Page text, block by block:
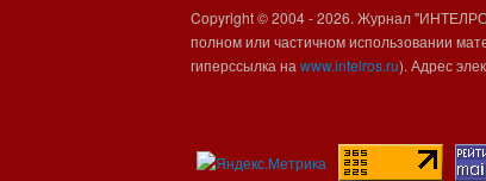
Copyright © 2004 -2026. Журнал
полном или частичном использовании
гиперссылка на www.intelros.ru). Адрес